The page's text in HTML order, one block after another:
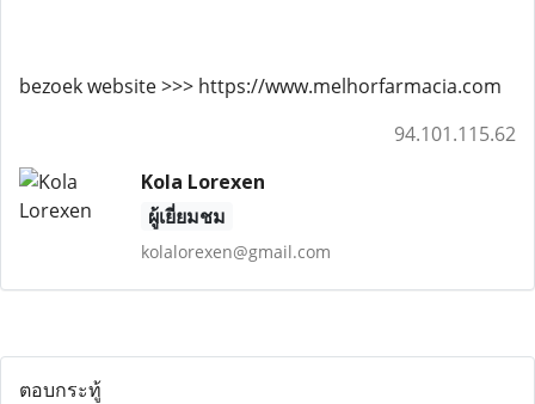
bezoek website >>> https://www.melhorfarmacia.com
94.101.115.62
Kola Lorexen
ผู้เยี่ยมชม
kolalorexen@gmail.com
ตอบกระทู้